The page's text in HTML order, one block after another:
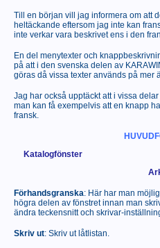
Till en början vill jag informera om att
heltäckande eftersom jag inte kan
inte verkar vara beskrivet ens i den
En del menytexter och
på att i den svenska delen av
göras då vissa texter används på mer
Jag har också upptäckt att i vissa
man kan få exempelvis att en knapp
fransk.
Katalogfönster
Förhandsgranska: Här har man
högra delen av fönstret innan man
ändra teckensnitt och skrivar-
Skriv ut: Skriv ut låtlistan.